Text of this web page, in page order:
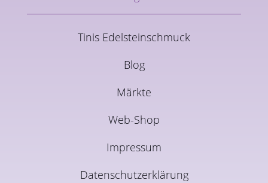
Tinis Edelsteinschmuck
Blog
Märkte
Web-Shop
Impressum
Datenschutzerklärung